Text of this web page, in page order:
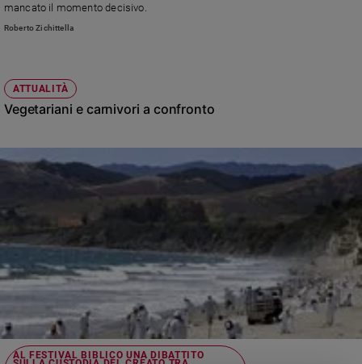
mancato il momento decisivo.
Roberto Zichittella
ATTUALITÀ
Vegetariani e carnivori a confronto
AL FESTIVAL BIBLICO UNA DIBATTITO